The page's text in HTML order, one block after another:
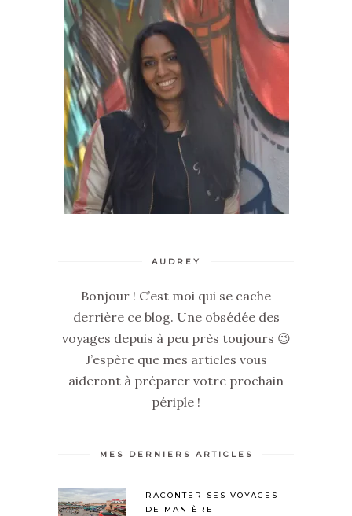
AUDREY
Bonjour ! C’est moi qui se cache
derrière ce blog. Une obsédée des
voyages depuis à peu près toujours 😉
J’espère que mes articles vous
aideront à préparer votre prochain
périple !
MES DERNIERS ARTICLES
RACONTER SES VOYAGES
DE MANIÈRE